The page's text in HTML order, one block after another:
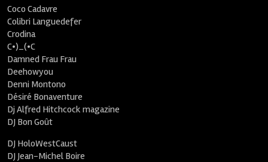
Coco Cadavre
Colibri Languedefer
Crodina
C•)_(•C
Damned Frau Frau
Deehowyou
Denni Montono
Désiré Bonaventure
Dj Alfred Hitchcock magazine
DJ Bon Goût
DJ HoloWestCaust
DJ Jean-Michel Boire